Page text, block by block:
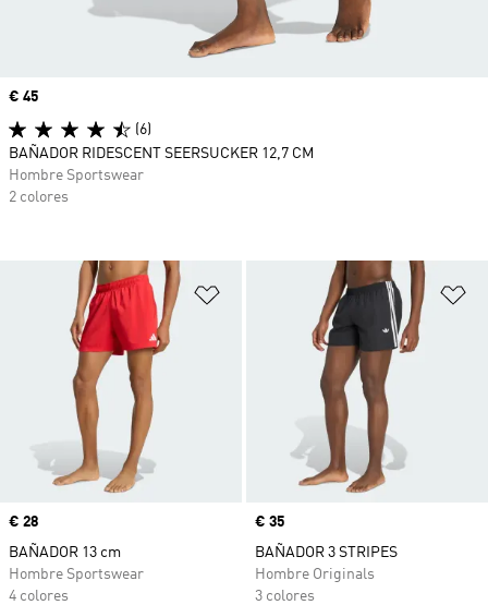
Añadir a la lista de deseos
Precio
€ 28
BAÑADOR 13 cm
Hombre Sportswear
4 colores
Precio
€ 35
BAÑADOR 3 STRIPES
Hombre Originals
3 colores
Precio
€ 45
(6)
BAÑADOR RIDESCENT SEERSUCKER 12,7 CM
Hombre Sportswear
2 colores